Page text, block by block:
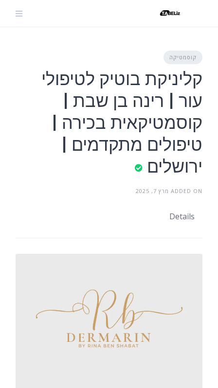
קוסמטיקה
קליניקת בוטיק לטיפולי
עור | רינה בן שבת |
קוסמטיקאית בכירה |
טיפולים מתקדמים |
ירושלים
ADDED ON מרץ 7, 2025
Details